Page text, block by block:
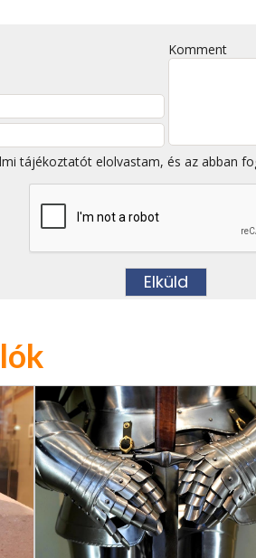
Komment
tájékoztatót elolvastam, és az abban